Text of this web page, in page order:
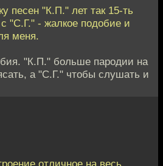
песен "К.П." лет так 15-ть
"С.Г." - жалкое подобие и
меня.
"К.П." больше пародии на
а "С.Г." чтобы слушать и